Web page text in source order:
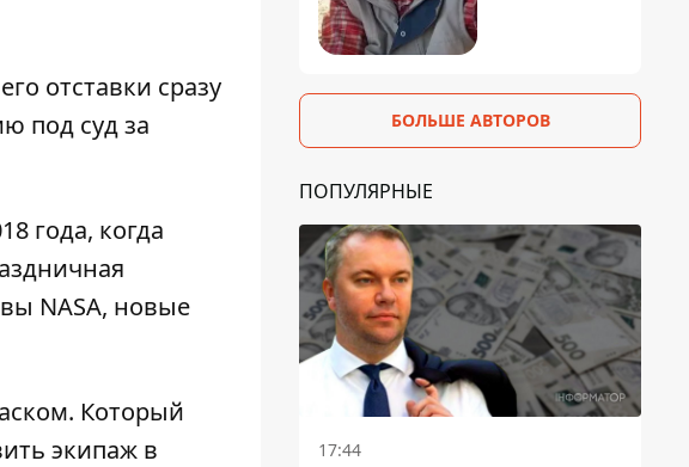
отставки сразу
под суд за
года, когда
NASA, новые
Который
экипаж в
БОЛЬШЕ АВТОРОВ
ПОПУЛЯРНЫЕ
17:44